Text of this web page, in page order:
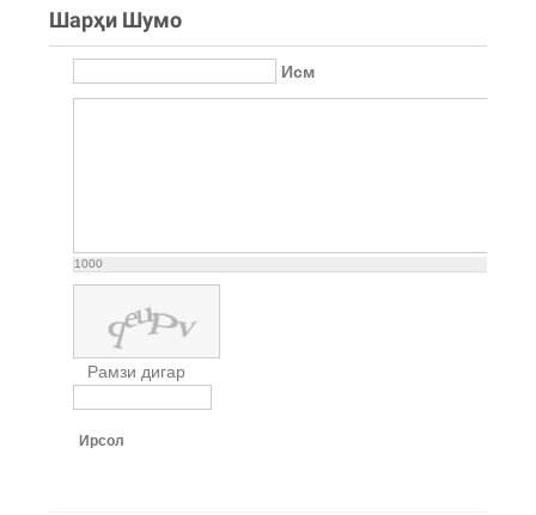
Шарҳи Шумо
Исм
1000
Рамзи дигар
Ирсол